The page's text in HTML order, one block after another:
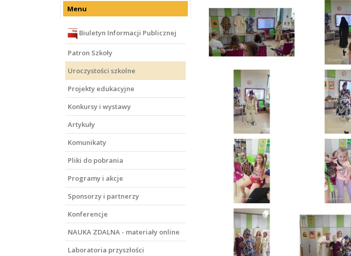
Menu
Biuletyn Informacji Publicznej
Patron Szkoły
Uroczystości szkolne
Projekty edukacyjne
Konkursy i wystawy
Artykuły
Komunikaty
Pliki do pobrania
Programy i akcje
Sponsorzy i partnerzy
Konferencje
NAUKA ZDALNA - materiały online
Laboratoria przyszłości